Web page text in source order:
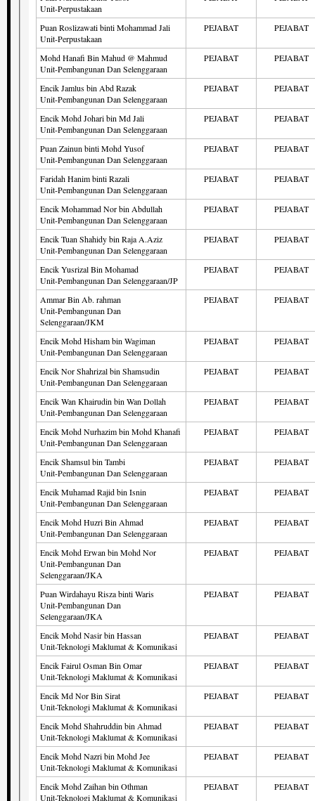
Unit-Perpustakaan
Puan Roslizawati binti Mohammad Jali
Unit-Perpustakaan
PEJABAT PEJABAT
Mohd Hanafi Bin Mahud @ Mahmud
Unit-Pembangunan Dan Selenggaraan
PEJABAT PEJABAT
Encik Jamlus bin Abd Razak
Unit-Pembangunan Dan Selenggaraan
PEJABAT PEJABAT
Encik Mohd Johari bin Md Jali
Unit-Pembangunan Dan Selenggaraan
PEJABAT PEJABAT
Puan Zainun binti Mohd Yusof
Unit-Pembangunan Dan Selenggaraan
PEJABAT PEJABAT
Faridah Hanim binti Razali
Unit-Pembangunan Dan Selenggaraan
PEJABAT PEJABAT
Encik Mohammad Nor bin Abdullah
Unit-Pembangunan Dan Selenggaraan
PEJABAT PEJABAT
Encik Tuan Shahidy bin Raja A.Aziz
Unit-Pembangunan Dan Selenggaraan
PEJABAT PEJABAT
Encik Yusrizal Bin Mohamad
Unit-Pembangunan Dan Selenggaraan/JP
PEJABAT PEJABAT
Ammar Bin Ab. rahman
Unit-Pembangunan Dan
Selenggaraan/JKM
PEJABAT PEJABAT
Encik Mohd Hisham bin Wagiman
Unit-Pembangunan Dan Selenggaraan
PEJABAT PEJABAT
Encik Nor Shahrizal bin Shamsudin
Unit-Pembangunan Dan Selenggaraan
PEJABAT PEJABAT
Encik Wan Khairudin bin Wan Dollah
Unit-Pembangunan Dan Selenggaraan
PEJABAT PEJABAT
Encik Mohd Nurhazim bin Mohd Khanafi
Unit-Pembangunan Dan Selenggaraan
PEJABAT PEJABAT
Encik Shamsul bin Tambi
Unit-Pembangunan Dan Selenggaraan
PEJABAT PEJABAT
Encik Muhamad Rajid bin Isnin
Unit-Pembangunan Dan Selenggaraan
PEJABAT PEJABAT
Encik Mohd Huzri Bin Ahmad
Unit-Pembangunan Dan Selenggaraan
PEJABAT PEJABAT
Encik Mohd Erwan bin Mohd Nor
Unit-Pembangunan Dan
Selenggaraan/JKA
PEJABAT PEJABAT
Puan Wirdahayu Risza binti Waris
Unit-Pembangunan Dan
Selenggaraan/JKA
PEJABAT PEJABAT
Encik Mohd Nasir bin Hassan
Unit-Teknologi Maklumat & Komunikasi
PEJABAT PEJABAT
Encik Fairul Osman Bin Omar
Unit-Teknologi Maklumat & Komunikasi
PEJABAT PEJABAT
Encik Md Nor Bin Sirat
Unit-Teknologi Maklumat & Komunikasi
PEJABAT PEJABAT
Encik Mohd Shahruddin bin Ahmad
Unit-Teknologi Maklumat & Komunikasi
PEJABAT PEJABAT
Encik Mohd Nazri bin Mohd Jee
Unit-Teknologi Maklumat & Komunikasi
PEJABAT PEJABAT
Encik Mohd Zaihan bin Othman
Unit-Teknologi Maklumat & Komunikasi
PEJABAT PEJABAT